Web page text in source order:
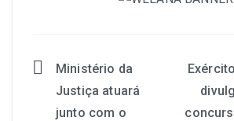
Ministério da
Justiça atuará
junto com o